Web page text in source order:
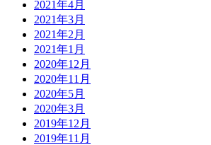
2021年4月
2021年3月
2021年2月
2021年1月
2020年12月
2020年11月
2020年5月
2020年3月
2019年12月
2019年11月